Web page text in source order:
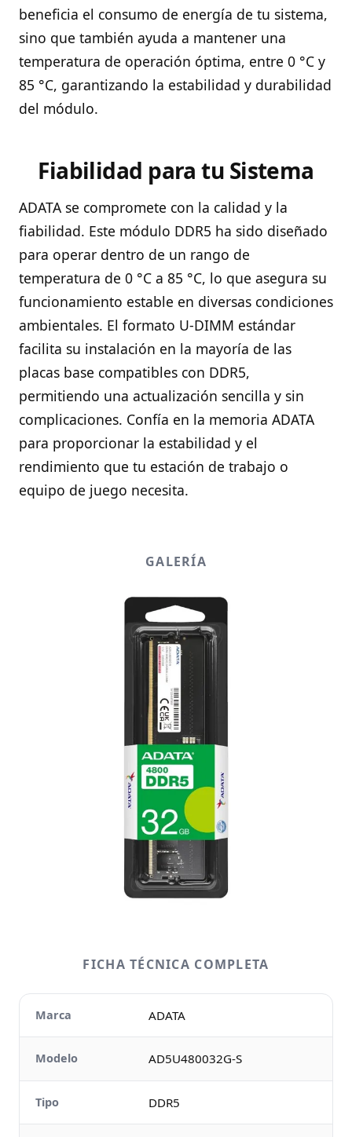
beneficia el consumo de energía de tu sistema,
sino que también ayuda a mantener una
temperatura de operación óptima, entre 0 °C y
85 °C, garantizando la estabilidad y durabilidad
del módulo.
Fiabilidad para tu Sistema
ADATA se compromete con la calidad y la
fiabilidad. Este módulo DDR5 ha sido diseñado
para operar dentro de un rango de
temperatura de 0 °C a 85 °C, lo que asegura su
funcionamiento estable en diversas condiciones
ambientales. El formato U-DIMM estándar
facilita su instalación en la mayoría de las
placas base compatibles con DDR5,
permitiendo una actualización sencilla y sin
complicaciones. Confía en la memoria ADATA
para proporcionar la estabilidad y el
rendimiento que tu estación de trabajo o
equipo de juego necesita.
GALERÍA
FICHA TÉCNICA COMPLETA
Marca ADATA
Modelo AD5U480032G-S
Tipo DDR5